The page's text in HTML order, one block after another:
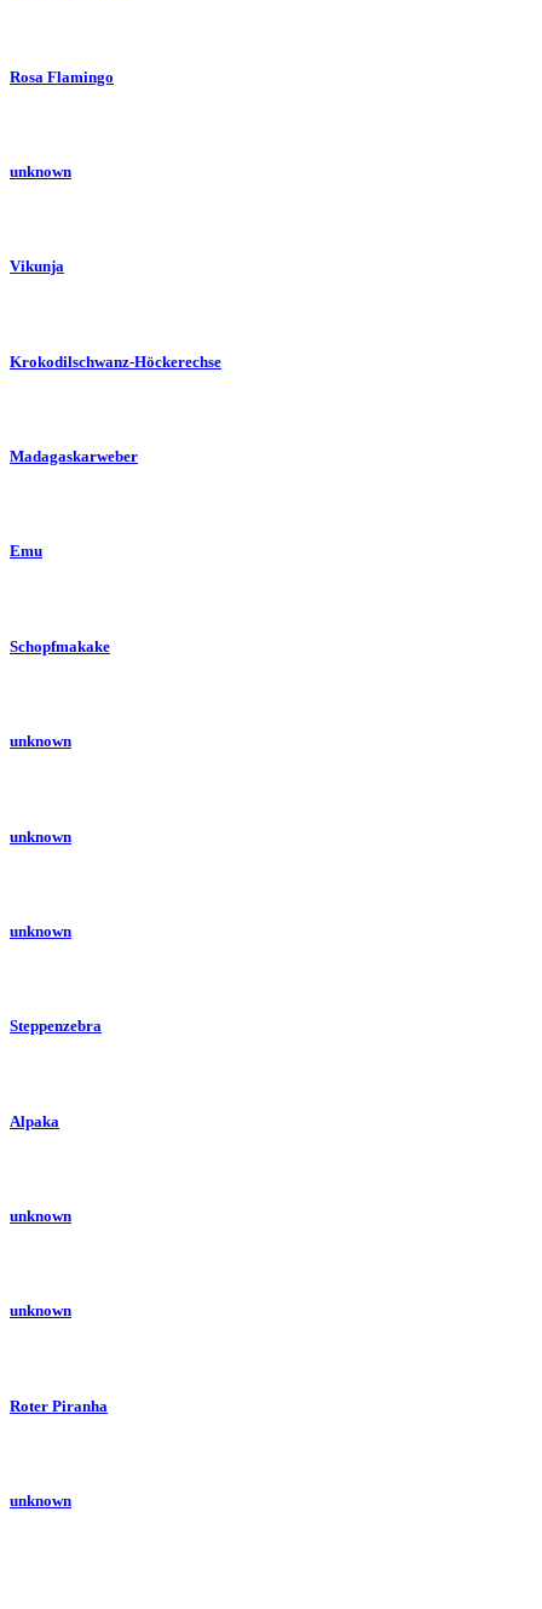
Rosa Flamingo
unknown
Vikunja
Krokodilschwanz-Höckerechse
Madagaskarweber
Emu
Schopfmakake
unknown
unknown
unknown
Steppenzebra
Alpaka
unknown
unknown
Roter Piranha
unknown